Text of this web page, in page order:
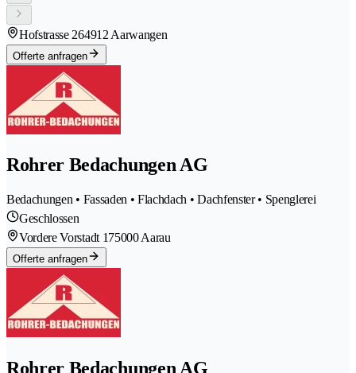
Hofstrasse 264912 Aarwangen
Offerte anfragen
Rohrer Bedachungen AG
Bedachungen • Fassaden • Flachdach • Dachfenster • Spenglerei
Geschlossen
Vordere Vorstadt 175000 Aarau
Offerte anfragen
Rohrer Bedachungen AG